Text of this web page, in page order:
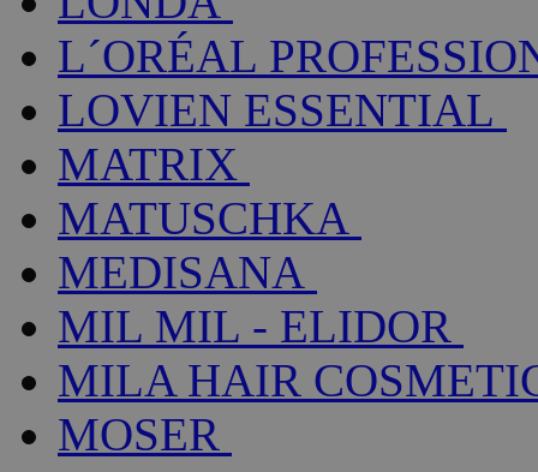
L´ORÉAL
LOVIEN ESSENTIAL
MATRIX
MATUSCHKA
MEDISANA
MIL MIL - ELIDOR
MILA HAIR
MOSER